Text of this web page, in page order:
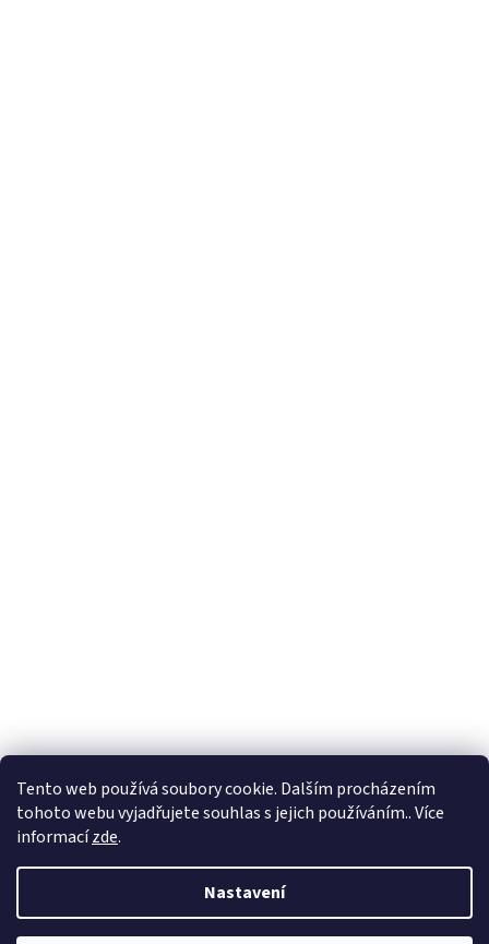
Tento web používá soubory cookie. Dalším procházením
tohoto webu vyjadřujete souhlas s jejich používáním.. Více
informacízde.
Nastavení
Vytvořil Shoptet